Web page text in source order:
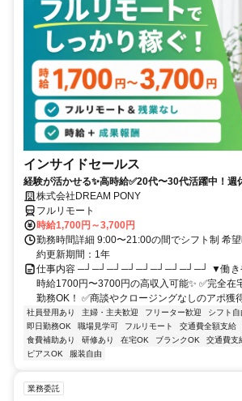
インサイドセールス
経験が活かせる✨高時給✅20代〜30代活躍中！週
株式会社DREAM PONY
フルリモート
時給1,700円～3,700円
勤務時間詳細 9:00〜21:00の間でシフト制 希
約更新期間：1年
仕事内容 ─┘─┘─┘─┘─┘─┘─┘─┘─┘ ▼働き
時給1700円〜3700円の高収入可能✨ ✅完全在
勤務OK！ ✅商談やクロージングなしのアポ獲
社員登用あり 主婦・主夫歓迎 フリーター歓迎 シフト自
即日勤務OK
職場見学可 フルリモート 交通費全額支給
食費補助あり
研修あり 在宅OK ブランクOK 交通費支
ピアスOK
服装自由
業務委託